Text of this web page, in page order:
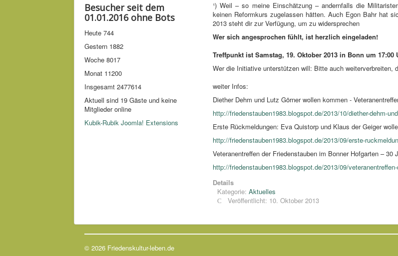
Besucher seit dem
01.01.2016 ohne Bots
Heute 744
Gestern 1882
Woche 8017
Monat 11200
Insgesamt 2477614
Aktuell sind 19 Gäste und keine
Mitglieder online
Kubik-Rubik Joomla! Extensions
¹) Weil – so meine Einschätzung – andernfalls die
keinen Reformkurs zugelassen hätten. Auch Egon Bahr hat
2013 steht dir zur Verfügung, um zu widersprechen
Wer sich angesprochen fühlt, ist herzlich eingeladen!
Treffpunkt ist Samstag, 19. Oktober 2013 in Bonn um 17:00
Wer die Initiative unterstützen will: Bitte auch weiterverbreiten,
weiter Infos:
Diether Dehm und Lutz Görner wollen kommen -
http://friedenstauben1983.blogspot.de/2013/10/diether-dehm-
Erste Rückmeldungen: Eva Quistorp und Klaus der Geiger
http://friedenstauben1983.blogspot.de/2013/09/erste-
Veteranentreffen der Friedenstauben im Bonner Hofgarten – 30
http://friedenstauben1983.blogspot.de/2013/09/
Details
Kategorie: Aktuelles
Veröffentlicht: 10. Oktober 2013
© 2026 Friedenskultur-leben.de